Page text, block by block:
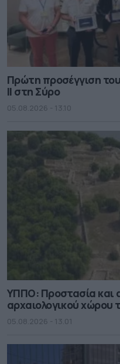
Πρώτη προσέγγιση
II στη Σύρο
05.08.2026 - 13.10
ΥΠΠΟ: Προστασία και
αρχαιολογικού χώρου
05.08.2026 - 13.01